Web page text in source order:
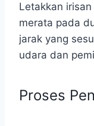
Letakkan
merata pada
jarak yang
udara dan
Proses